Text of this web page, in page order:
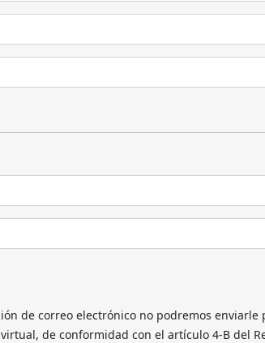
de correo electrónico no podremos
de conformidad con el artículo 4-B del